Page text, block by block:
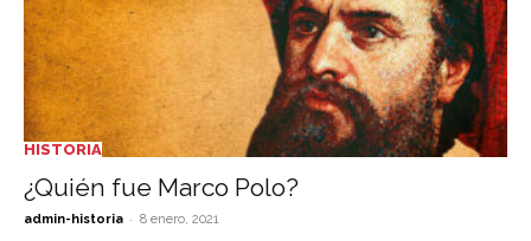
HISTORIA
¿Quién fue Marco Polo?
admin-historia - 8 enero, 2021